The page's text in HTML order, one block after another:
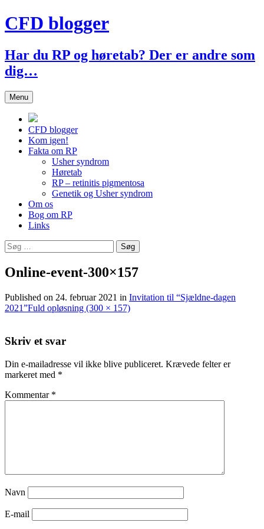
Hop
til
CFD blogger
Har du RP og høretab? Der er andre som
dig…
Menu
CFD blogger
Kom igen!
Fakta om RP
Usher syndrom
Høretab
RP – retinitis pigmentosa
Genetik og Usher syndrom
Om os
Bog om RP
Links
Søg
efter:
Online-event-300×157
Published on 24. februar 2021 in Invitation til “Sjældne-dagen
2021”Fuld opløsning (300 × 157)
Skriv et svar
Din e-mailadresse vil ikke blive publiceret. Krævede felter er
markeret med *
Kommentar *
Navn
E-mail